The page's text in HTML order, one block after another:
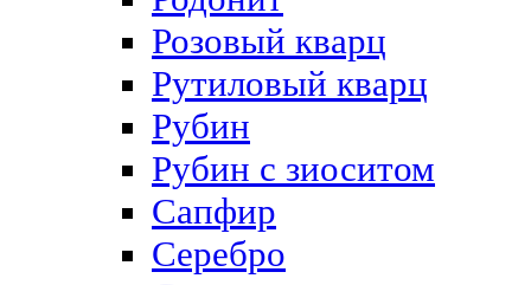
Розовый кварц
Рутиловый кварц
Рубин
Рубин с зиоситом
Сапфир
Серебро